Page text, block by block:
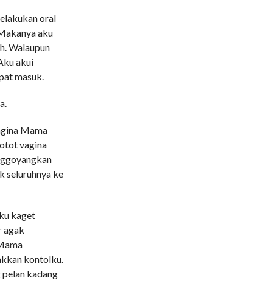
oral
aku
Walaupun
akui
masuk.
Mama
vagina
seluruhnya ke
kaget
agak
kontolku.
kadang